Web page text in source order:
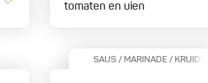
tomaten en uien
SAUS / MARINADE / KRUIDEN